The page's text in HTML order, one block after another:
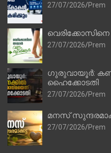
27/07/2026 Prem
27/07/2026 Prem
ഗുരുവായൂർ:
ഹൈക്കോടതി
27/07/2026 Prem
മനസ്
27/07/2026 Prem